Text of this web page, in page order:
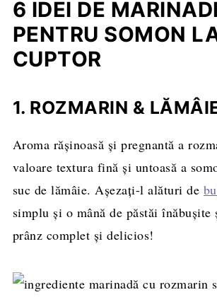
6 IDEI DE
PENTRU SOMON
CUPTOR
1. ROZMARIN &
Aroma rășinoasă și pregnantă a
valoare textura fină și untoasă a
suc de lămâie. Așezați-l alături de
simplu și o mână de păstăi înăbușite
prânz complet și delicios!